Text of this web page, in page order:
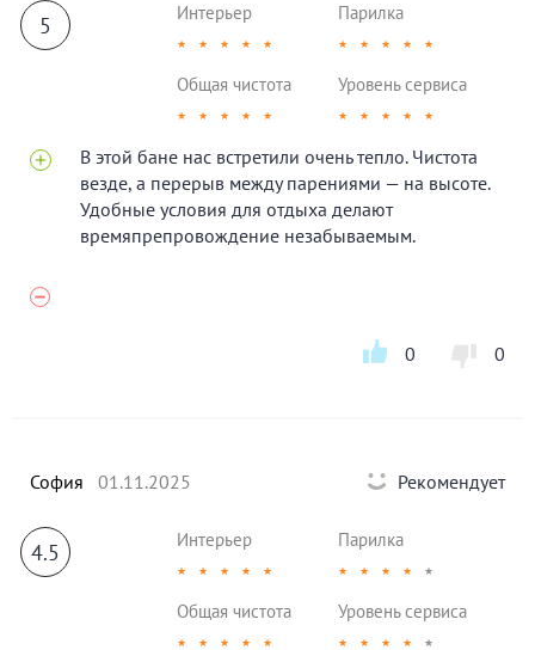
5 Интерьер
★ ★ ★ ★ ★
Парилка
★ ★ ★ ★ ★
Общая чистота
★ ★ ★ ★ ★
Уровень сервиса
★ ★ ★ ★ ★
В этой бане нас встретили очень тепло. Чистота
везде, а перерыв между парениями — на высоте.
Удобные условия для отдыха делают
времяпрепровождение незабываемым.
0 0
София 01.11.2025 Рекомендует
4.5 Интерьер
★ ★ ★ ★ ★
Парилка
★ ★ ★ ★ ★
Общая чистота
★ ★ ★ ★ ★
Уровень сервиса
★ ★ ★ ★ ★